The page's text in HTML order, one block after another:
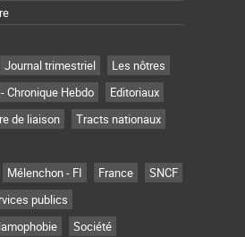
Journal trimestriel
Les nôtres
Chronique Hebdo
Editoriaux
de liaison
Tracts nationaux
Mélenchon - FI France
SNCF
publics
Société